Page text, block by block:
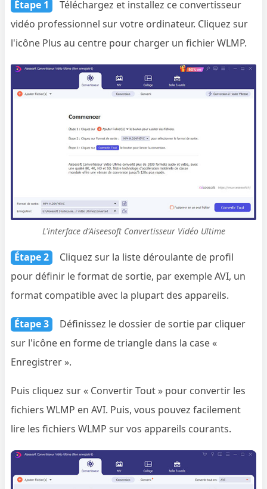
Étape 1
Téléchargez et installez ce convertisseur
vidéo professionnel sur votre ordinateur. Cliquez sur
l'icône Plus au centre pour charger un fichier WLMP.
L'interface d'Aiseesoft Convertisseur Vidéo Ultime
Étape 2
Cliquez sur la liste déroulante de profil
pour définir le format de sortie, par exemple AVI, un
format compatible avec la plupart des appareils.
Étape 3
Définissez le dossier de sortie par cliquer
sur l'icône en forme de triangle dans la case «
Enregistrer ».
Puis cliquez sur « Convertir Tout » pour convertir les
fichiers WLMP en AVI. Puis, vous pouvez facilement
lire les fichiers WLMP sur vos appareils courants.